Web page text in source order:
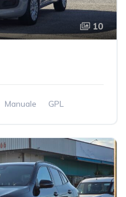
10
Manuale
GPL